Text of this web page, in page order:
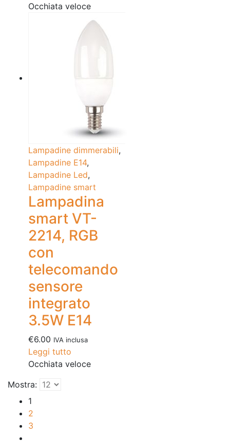
Occhiata veloce
Lampadine dimmerabili,
Lampadine E14,
Lampadine Led,
Lampadine smart
Lampadina
smart VT-
2214, RGB
con
telecomando
sensore
integrato
3.5W E14
€6.00 IVA inclusa
Leggi tutto
Occhiata veloce
Mostra:
1
2
3